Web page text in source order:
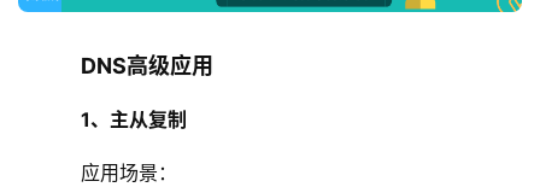
DNS高级应用
1、 主从复制
应用场景：